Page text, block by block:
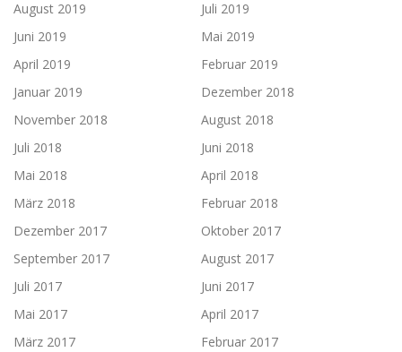
August 2019
Juli 2019
Juni 2019
Mai 2019
April 2019
Februar 2019
Januar 2019
Dezember 2018
November 2018
August 2018
Juli 2018
Juni 2018
Mai 2018
April 2018
März 2018
Februar 2018
Dezember 2017
Oktober 2017
September 2017
August 2017
Juli 2017
Juni 2017
Mai 2017
April 2017
März 2017
Februar 2017